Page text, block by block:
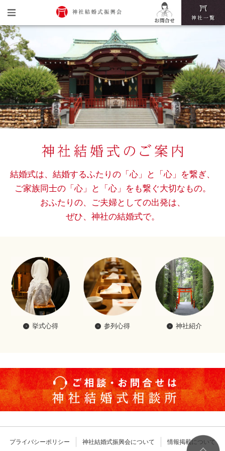
トップ
神社結婚式振興会とは
神社結婚式の魅力
挙式・披露宴までの流れ
結婚式は、結婚するふたりの「心」と「心」を繋ぎ、
ご家族同士の「心」と「心」をも繋ぐ大切なもの。
おふたりの、ご夫婦としての出発は、
ぜひ、神社の結婚式で。
挙式心得 参列心得 神社紹介
プライバシーポリシー 神社結婚式振興会について 情報掲載について